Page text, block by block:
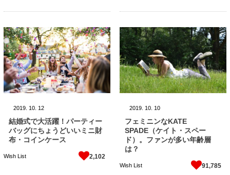
2019. 10. 12
結婚式で大活躍！パーティー
バッグにちょうどいいミニ財
布・コインケース
2,102
Wish List
2019. 10. 10
フェミニンなKATE
SPADE（ケイト・スペー
ド）。ファンが多い年齢層
は？
91,785
Wish List